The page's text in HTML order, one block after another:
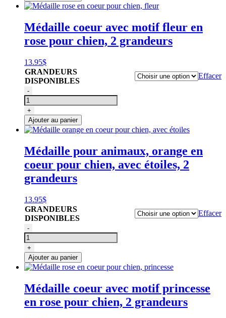
pour
chien,
noir,
tête
de
Médaille coeur avec motif fleur en
rose pour chien, 2 grandeurs
13.95$
GRANDEURS
DISPONIBLES
Effacer
quantité
de
Médaille
rose
en
coeur
chien,
fleur
-
+
Ajouter au panier
Médaille pour animaux, orange en
coeur pour chien, avec étoiles, 2
grandeurs
13.95$
GRANDEURS
DISPONIBLES
Effacer
quantité
de
Médaille
orange
en
coeur
chien,
avec
étoiles
-
+
Ajouter au panier
Médaille coeur avec motif princesse
en rose pour chien, 2 grandeurs